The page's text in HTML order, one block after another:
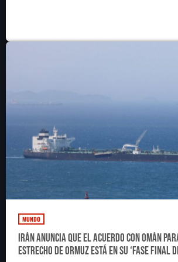
MUNDO
Irán anuncia que el acuerdo con Omán
estrecho de Ormuz está en su ‘fase final